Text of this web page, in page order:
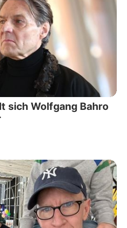
sich Wolfgang Bahro